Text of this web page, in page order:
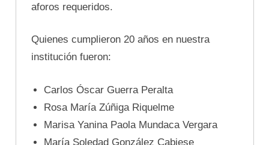
aforos requeridos.
Quienes cumplieron 20 años en nuestra
institución fueron:
Carlos Óscar Guerra Peralta
Rosa María Zúñiga Riquelme
Marisa Yanina Paola Mundaca Vergara
María Soledad González Cabiese